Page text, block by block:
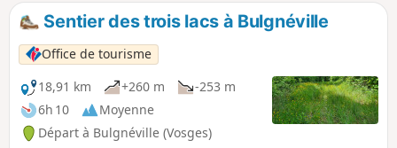
Sentier des trois lacs à Bulgnéville
Office de tourisme
18,91 km
+260 m
-253 m
6h 10
Moyenne
Départ à Bulgnéville (Vosges)